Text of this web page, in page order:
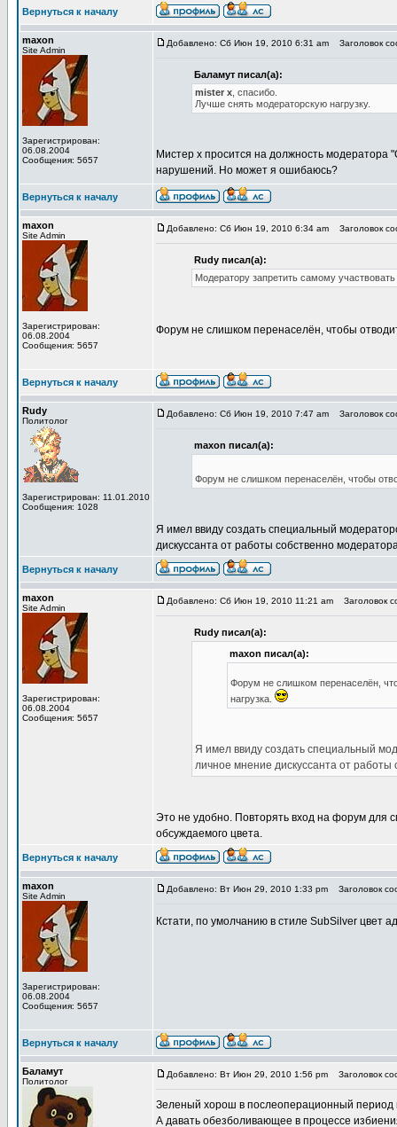
Вернуться к началу
maxon
Site Admin
Зарегистрирован:
06.08.2004
Сообщения: 5657
Добавлено: Сб Июн 19, 2010 6:31 am Заголовок
Баламут писал(а):
mister x , спасибо.
Лучше снять модераторскую нагрузку.
Мистер х просится на должность модератора
нарушений. Но может я ошибаюсь?
Вернуться к началу
maxon
Site Admin
Зарегистрирован:
06.08.2004
Сообщения: 5657
Добавлено: Сб Июн 19, 2010 6:34 am Заголовок
Rudy писал(а):
Модератору запретить самому
Форум не слишком перенаселён, чтобы
Вернуться к началу
Rudy
Политолог
Зарегистрирован: 11.01.2010
Сообщения: 1028
Добавлено: Сб Июн 19, 2010 7:47 am Заголовок
maxon писал(а):
Форум не слишком перенаселён, чтобы
Я имел ввиду создать специальный
дискуссанта от работы собственно
Вернуться к началу
maxon
Site Admin
Зарегистрирован:
06.08.2004
Сообщения: 5657
Добавлено: Сб Июн 19, 2010 11:21 am Заголовок
Rudy писал(а):
maxon писал(а):
Форум не слишком перенаселён,
нагрузка.
Я имел ввиду создать специальный
личное мнение дискуссанта от работы
Это не удобно. Повторять вход на форум для
обсуждаемого цвета.
Вернуться к началу
maxon
Site Admin
Зарегистрирован:
06.08.2004
Сообщения: 5657
Добавлено: Вт Июн 29, 2010 1:33 pm Заголовок
Кстати, по умолчанию в стиле SubSilver цвет
Вернуться к началу
Баламут
Политолог
Добавлено: Вт Июн 29, 2010 1:56 pm Заголовок
Зеленый хорош в послеоперационный
А давать обезболивающее в процессе